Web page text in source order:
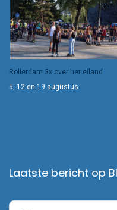
Rollerdam 3x over het eiland
5, 12 en 19 augustus
Laatste bericht op